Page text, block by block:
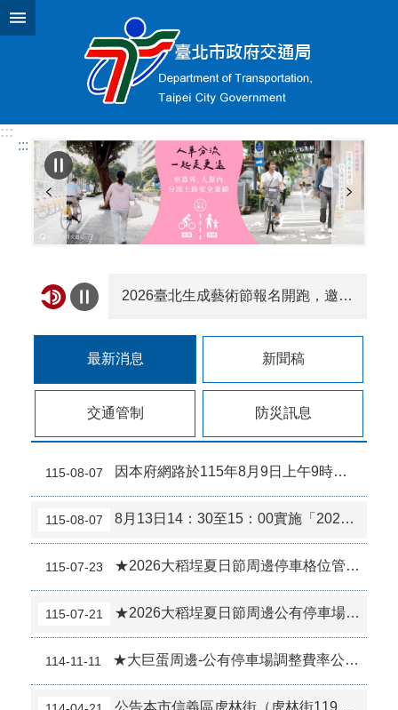
跳到主要內容區塊
:::
:::
2026臺北生成藝術節報名開跑，邀你用AI創作臺北！
臺北市第92次酒（毒）駕及拒測累犯名單公布30名 吳泓達毒駕累犯4次、張明正酒駕累犯4次最多
本市114年1至5月交通事故死亡累計23人，機車13人，行人6人，請注意路況小心駕駛
車輛左轉時應過路口中線再左轉
See & Be Seen 我看得見您 您看得見我
1966 長照服務專線，市民有長期照顧需求!提供便利諮詢單一窗口。
左轉車應過中線再左轉
路口應停讓行人
機車不騎人行道
最新消息 新聞稿
交通管制 防災訊息
115-08-07 因本府網路於115年8月9日上午9時至下午6時進行施工，屆時可能有網路瞬斷之情形若有網站或服務卡住情形，請重新連線即可排除，造成不便，敬請見諒。
115-08-07 8月13日14：30至15：00實施「2026城鎮韌性（防空）演習—行動網路降速演練」
115-07-23 ★2026大稻埕夏日節周邊停車格位管制公告
115-07-21 ★2026大稻埕夏日節周邊公有停車場費率調整7月25日、8月5日及8月15日
114-11-11 ★大巨蛋周邊-公有停車場調整費率公告調整日期11月14日~16日及22日